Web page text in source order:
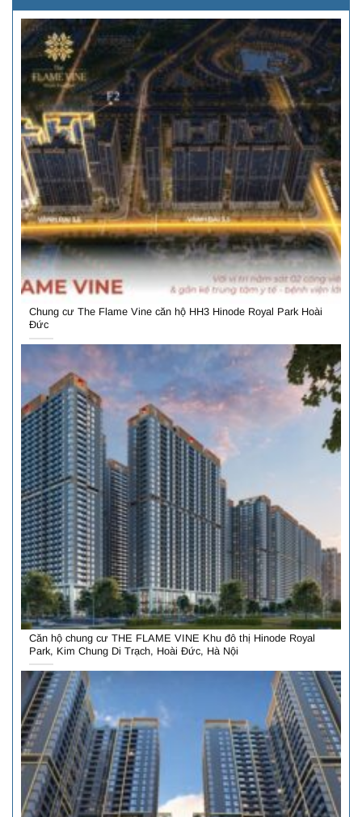
Chung cư The Flame Vine căn hộ HH3 Hinode Royal Park Hoài
Đức
Căn hộ chung cư THE FLAME VINE Khu đô thị Hinode Royal
Park, Kim Chung Di Trạch, Hoài Đức, Hà Nội